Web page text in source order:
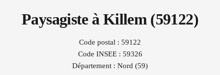
Paysagiste à Killem(59122)
Code postal : 59122
Code INSEE : 59326
Département : Nord (59)